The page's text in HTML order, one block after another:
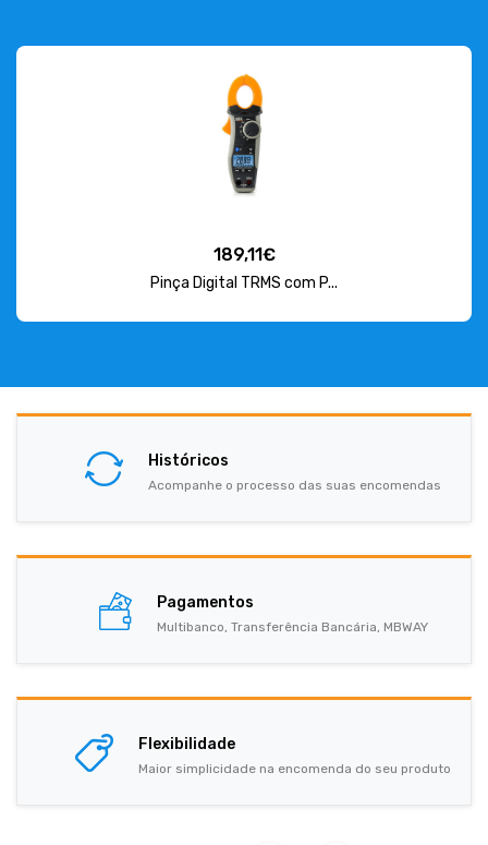
189,11€
Pinça Digital TRMS com P...
Históricos
Acompanhe o processo das suas encomendas
Pagamentos
Multibanco, Transferência Bancária, MBWAY
Flexibilidade
Maior simplicidade na encomenda do seu produto